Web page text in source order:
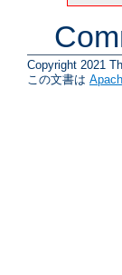
Copyright 2021
この文書は